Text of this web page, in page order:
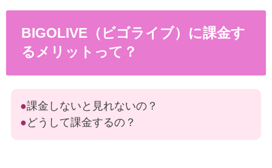
BIGOLIVE（ビゴライブ）に課金す
るメリットって？
●課金しないと見れないの？
● どうして課金するの？